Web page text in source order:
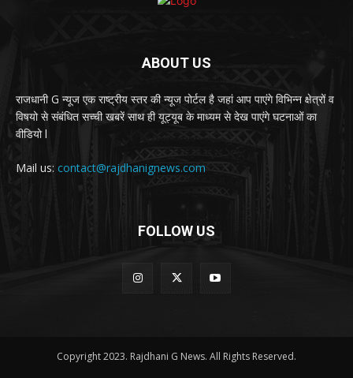
ABOUT US
राजधानी G न्यूज एक राष्ट्रीय स्तर की न्यूज पोर्टल है जहां आप पाएंगे विभिन्न क्षेत्रों व
विषयो से संबंधित सच्ची खबरें साथ ही यूट्यूब के माध्यम से देख पाएंगे घटनाओं का
वीडियो l
Mail us: contact@rajdhanignews.com
FOLLOW US
Copyright 2023. Rajdhani G News. All Rights Reserved.